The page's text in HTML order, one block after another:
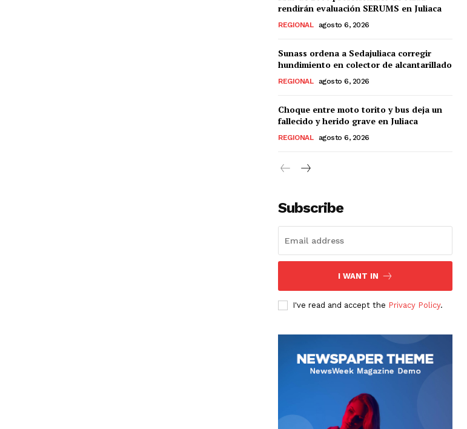
rendirán evaluación SERUMS en Juliaca
REGIONAL agosto 6, 2026
Sunass ordena a Sedajuliaca corregir
hundimiento en colector de alcantarillado
REGIONAL agosto 6, 2026
Choque entre moto torito y bus deja un
fallecido y herido grave en Juliaca
REGIONAL agosto 6, 2026
Subscribe
I WANT IN
I've read and accept the Privacy Policy.